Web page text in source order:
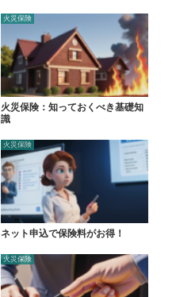
火災保険
火災保険：知っておくべき基礎知
識
火災保険
ネット申込で保険料がお得！
火災保険